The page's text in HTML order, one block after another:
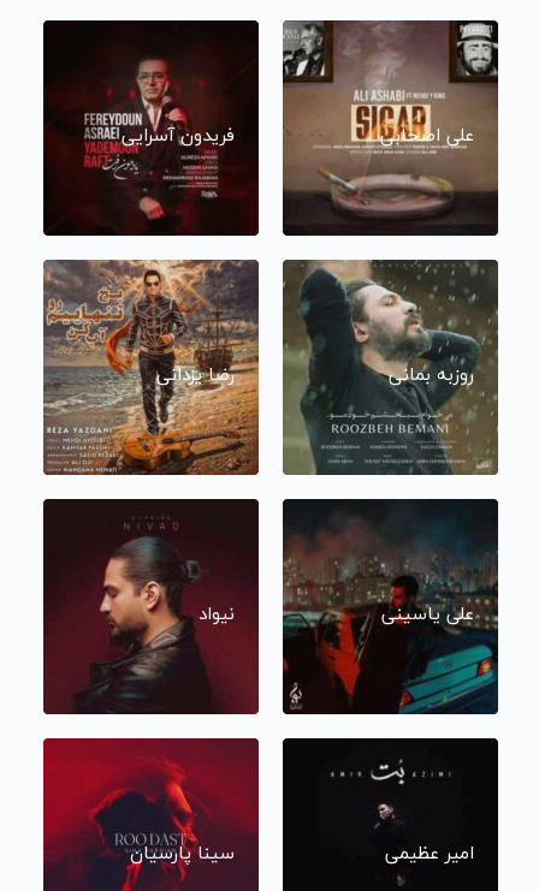
علی اصحابی فریدون آسرایی
روزبه بمانی رضا یزدانی
علی یاسینی نیواد
امیر عظیمی سینا پارسیان